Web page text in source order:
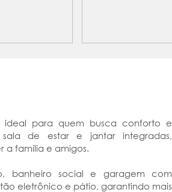
ideal para quem busca conforto e
de estar e jantar integradas,
família e amigos.
banheiro social e garagem com
eletrônico e pátio, garantindo mais